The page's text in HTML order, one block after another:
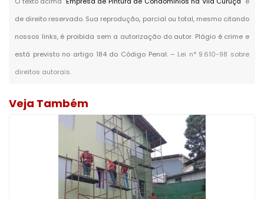
de direito reservado. Sua reprodução, parcial ou total, mesmo citando
nossos links, é proibida sem a autorização do autor. Plágio é crime e
está previsto no artigo 184 do Código Penal. – Lei n° 9.610-98 sobre
direitos autorais.
Veja Também